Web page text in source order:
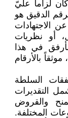
لزاماً عليّ
الدقيق هو
الاجتهادات
أو نظريات
سأرفق في هذا
بالأرقام
السلطة
التقديرات
والقروض
المختلفة.